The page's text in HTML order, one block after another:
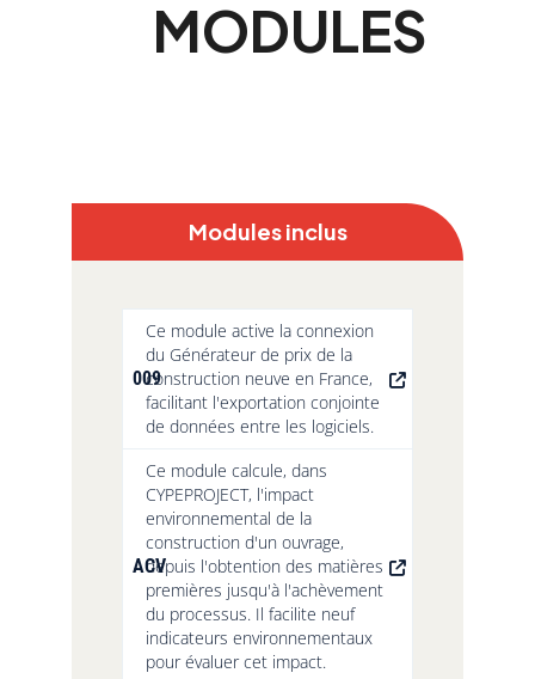
MODULES
Modules inclus
009
Ce module active la connexion
du Générateur de prix de la
construction neuve en France,
facilitant l'exportation conjointe
de données entre les logiciels.
ACV
Ce module calcule, dans
CYPEPROJECT, l'impact
environnemental de la
construction d'un ouvrage,
depuis l'obtention des matières
premières jusqu'à l'achèvement
du processus. Il facilite neuf
indicateurs environnementaux
pour évaluer cet impact.